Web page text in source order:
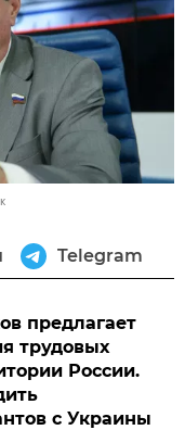
Telegram
предлагает
трудовых
России.
с Украины